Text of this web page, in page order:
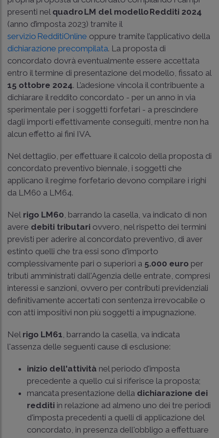
presenti nel quadro LM del modello Redditi 2024
(anno d’imposta 2023) tramite il
servizio RedditiOnline oppure tramite l’applicativo della
dichiarazione precompilata. La proposta di
concordato dovrà eventualmente essere accettata
entro il termine di presentazione del modello, fissato al
15 ottobre 2024. L’adesione vincola il contribuente a
dichiarare il reddito concordato - per un anno in via
sperimentale per i soggetti forfetari - a prescindere
dagli importi effettivamente conseguiti, mentre non ha
alcun effetto ai fini IVA.
Nel dettaglio, per effettuare il calcolo della proposta di
concordato preventivo biennale, i soggetti che
applicano il regime forfetario devono compilare i righi
da LM60 a LM64.
Nel rigo LM60 , barrando la casella, va indicato di non
avere debiti tributari ovvero, nel rispetto dei termini
previsti per aderire al concordato preventivo, di aver
estinto quelli che tra essi sono d'importo
complessivamente pari o superiori a 5.000 euro per
tributi amministrati dall'Agenzia delle entrate, compresi
interessi e sanzioni, ovvero per contributi previdenziali
definitivamente accertati con sentenza irrevocabile o
con atti impositivi non più soggetti a impugnazione.
Nel rigo LM61 , barrando la casella, va indicata
l'assenza delle seguenti cause di esclusione:
inizio dell'attività nel periodo d'imposta
precedente a quello cui si riferisce la proposta;
mancata presentazione della dichiarazione dei
redditi in relazione ad almeno uno dei tre periodi
d'imposta precedenti a quelli di applicazione del
concordato, in presenza dell'obbligo a effettuare